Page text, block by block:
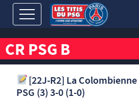
CR PSG B
[22J-R2] La Colombienne
PSG (3) 3-0 (1-0)